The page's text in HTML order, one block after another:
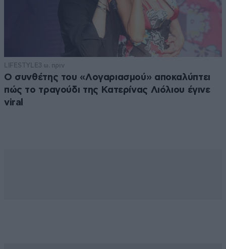
LIFESTYLE3 ω. πριν
Ο συνθέτης του «Λογαριασμού» αποκαλύπτει
πώς το τραγούδι της Κατερίνας Λιόλιου έγινε
viral